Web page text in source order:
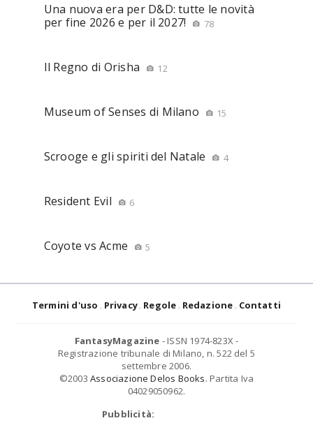
Una nuova era per D&D: tutte le novità
per fine 2026 e per il 2027!
78
Il Regno di Orisha 12
Museum of Senses di Milano 15
Scrooge e gli spiriti del Natale 4
Resident Evil 6
Coyote vs Acme 5
Termini d'uso Privacy Regole Redazione Contatti
FantasyMagazine - ISSN 1974-823X -
Registrazione tribunale di Milano, n. 522 del 5
settembre 2006.
©2003 Associazione Delos Books. Partita Iva
04029050962.
Pubblicità: